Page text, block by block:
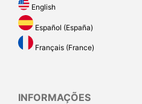
English
Español (España)
Français (France)
INFORMAÇÕES